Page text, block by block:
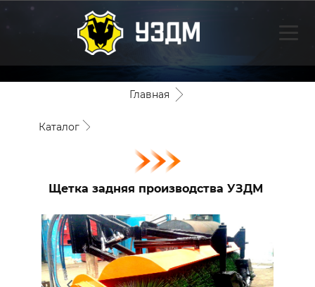
Главная
Каталог
Щеточное оборудование
Щетка задняя
Щетка задняя производства УЗДМ